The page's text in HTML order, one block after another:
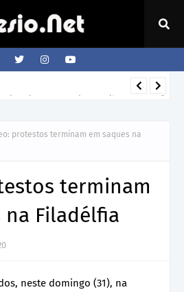
sabe a hora que o dono volta para casa?
protestos terminam em saques na
terminam
na Filadélfia
neste domingo (31), na